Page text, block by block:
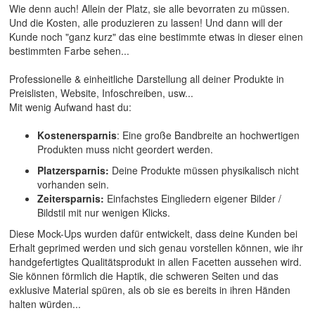
Wie denn auch! Allein der Platz, sie alle bevorraten zu müssen.
Und die Kosten, alle produzieren zu lassen! Und dann will der
Kunde noch "ganz kurz" das eine bestimmte etwas in dieser einen
bestimmten Farbe sehen...
Professionelle & einheitliche Darstellung all deiner Produkte in
Preislisten, Website, Infoschreiben, usw...
Mit wenig Aufwand hast du:
Kostenersparnis: Eine große Bandbreite an hochwertigen
Produkten muss nicht geordert werden.
Platzersparnis: Deine Produkte müssen physikalisch nicht
vorhanden sein.
Zeitersparnis: Einfachstes Eingliedern eigener Bilder /
Bildstil mit nur wenigen Klicks.
Diese Mock-Ups wurden dafür entwickelt, dass deine Kunden bei
Erhalt geprimed werden und sich genau vorstellen können, wie ihr
handgefertigtes Qualitätsprodukt in allen Facetten aussehen wird.
Sie können förmlich die Haptik, die schweren Seiten und das
exklusive Material spüren, als ob sie es bereits in ihren Händen
halten würden...